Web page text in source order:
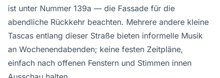
ist unter Nummer 139a — die Fassade für die
abendliche Rückkehr beachten. Mehrere andere kleine
Tascas entlang dieser Straße bieten informelle Musik
an Wochenendabenden; keine festen Zeitpläne,
einfach nach offenen Fenstern und Stimmen innen